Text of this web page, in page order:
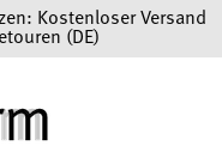
Kostenloser Versand
(DE)